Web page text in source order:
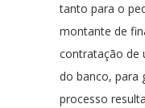
tanto para o
montante de
contratação de
do banco, para
processo